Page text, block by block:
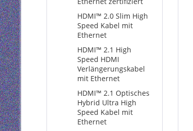
HDMI™ 2.0 Slim High
Speed Kabel mit
Ethernet
HDMI™ 2.1 High
Speed HDMI
Verlängerungskabel
mit Ethernet
HDMI™ 2.1 Optisches
Hybrid Ultra High
Speed Kabel mit
Ethernet